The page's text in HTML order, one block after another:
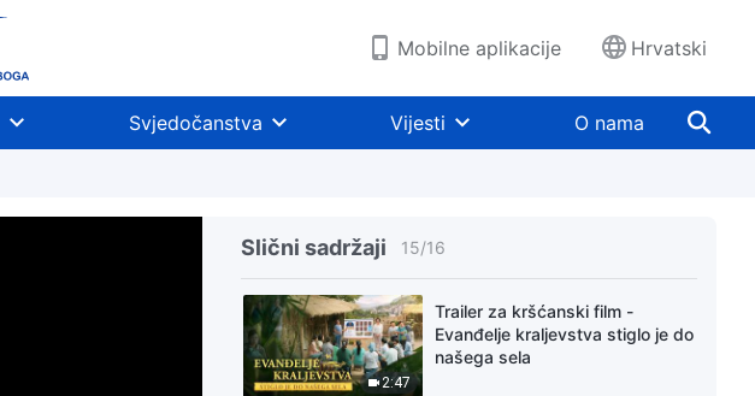
Mobilne aplikacije Hrvatski
Svjedočanstva Vijesti O nama
Slični sadržaji 15/16
3:09
Trailer za kršćanski film -
4:25
2:47
Trailer za kršćanski film -
Evanđelje kraljevstva stiglo je do
našega sela